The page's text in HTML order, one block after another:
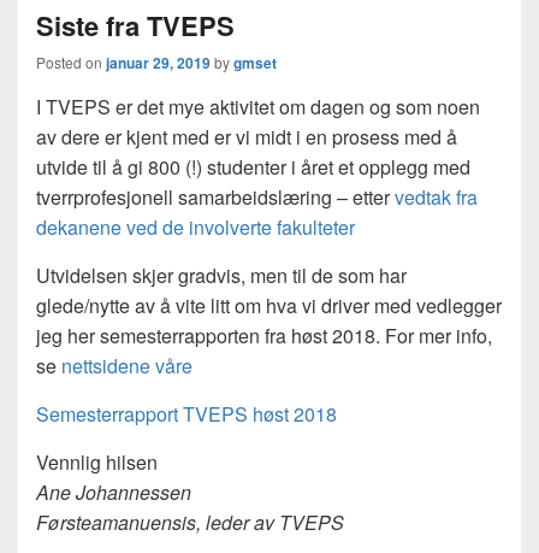
Siste fra TVEPS
Posted on januar 29, 2019bygmset
I TVEPS er det mye aktivitet om dagen og som noen
av dere er kjent med er vi midt i en prosess med å
utvide til å gi 800 (!) studenter i året et opplegg med
tverrprofesjonell samarbeidslæring – ettervedtak fra
dekanene ved de involverte fakulteter
Utvidelsen skjer gradvis, men til de som har
glede/nytte av å vite litt om hva vi driver med vedlegger
jeg her semesterrapporten fra høst 2018. For mer info,
se nettsidene våre
Semesterrapport TVEPS høst 2018
Vennlig hilsen
Ane Johannessen
Førsteamanuensis, leder av TVEPS